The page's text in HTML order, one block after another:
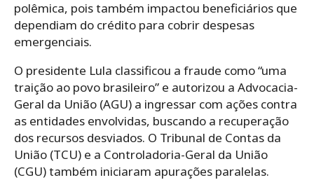
polêmica, pois também impactou beneficiários que
dependiam do crédito para cobrir despesas
emergenciais.
O presidente Lula classificou a fraude como “uma
traição ao povo brasileiro” e autorizou a Advocacia-
Geral da União (AGU) a ingressar com ações contra
as entidades envolvidas, buscando a recuperação
dos recursos desviados. O Tribunal de Contas da
União (TCU) e a Controladoria-Geral da União
(CGU) também iniciaram apurações paralelas.